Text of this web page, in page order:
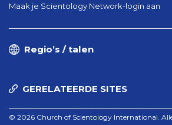
Maak je Scientology Network-login aan
Regio’s / talen
GERELATEERDE SITES
© 2026 Church of Scientology International.